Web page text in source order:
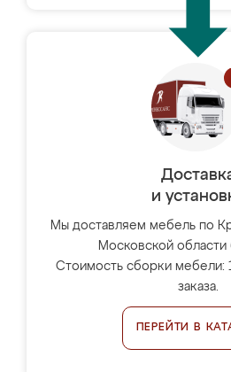
и
Мы доставляем мебель по
Московской области
Стоимость сборки мебели:
заказа.
ПЕРЕЙТИ В